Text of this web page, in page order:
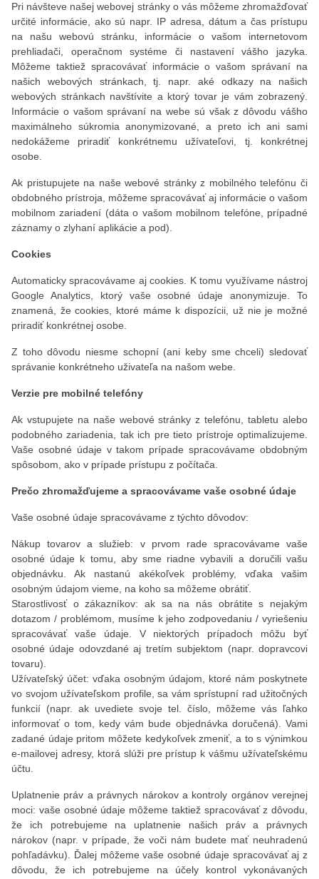
Pri návšteve našej webovej stránky o vás môžeme zhromažďovať
určité informácie, ako sú napr. IP adresa, dátum a čas prístupu
na našu webovú stránku, informácie o vašom internetovom
prehliadači, operačnom systéme či nastavení vášho jazyka.
Môžeme taktiež spracovávať informácie o vašom správaní na
našich webových stránkach, tj. napr. aké odkazy na našich
webových stránkach navštívite a ktorý tovar je vám zobrazený.
Informácie o vašom správaní na webe sú však z dôvodu vášho
maximálneho súkromia anonymizované, a preto ich ani sami
nedokážeme priradiť konkrétnemu užívateľovi, tj. konkrétnej
osobe.
Ak pristupujete na naše webové stránky z mobilného telefónu či
obdobného prístroja, môžeme spracovávať aj informácie o vašom
mobilnom zariadení (dáta o vašom mobilnom telefóne, prípadné
záznamy o zlyhaní aplikácie a pod).
Cookies
Automaticky spracovávame aj cookies. K tomu využívame nástroj
Google Analytics, ktorý vaše osobné údaje anonymizuje. To
znamená, že cookies, ktoré máme k dispozícii, už nie je možné
priradiť konkrétnej osobe.
Z toho dôvodu niesme schopní (ani keby sme chceli) sledovať
správanie konkrétneho uživateľa na našom webe.
Verzie pre mobilné telefóny
Ak vstupujete na naše webové stránky z telefónu, tabletu alebo
podobného zariadenia, tak ich pre tieto prístroje optimalizujeme.
Vaše osobné údaje v takom prípade spracovávame obdobným
spôsobom, ako v prípade prístupu z počítača.
Prečo zhromažďujeme a spracovávame vaše osobné údaje
Vaše osobné údaje spracovávame z týchto dôvodov:
Nákup tovarov a služieb: v prvom rade spracovávame vaše
osobné údaje k tomu, aby sme riadne vybavili a doručili vašu
objednávku. Ak nastanú akékoľvek problémy, vďaka vašim
osobným údajom vieme, na koho sa môžeme obrátiť.
Starostlivosť o zákazníkov: ak sa na nás obrátite s nejakým
dotazom / problémom, musíme k jeho zodpovedaniu / vyriešeniu
spracovávať vaše údaje. V niektorých prípadoch môžu byť
osobné údaje odovzdané aj tretím subjektom (napr. dopravcovi
tovaru).
Užívateľský účet: vďaka osobným údajom, ktoré nám poskytnete
vo svojom užívateľskom profile, sa vám sprístupní rad užitočných
funkcií (napr. ak uvediete svoje tel. číslo, môžeme vás ľahko
informovať o tom, kedy vám bude objednávka doručená). Vami
zadané údaje pritom môžete kedykoľvek zmeniť, a to s výnimkou
e-mailovej adresy, ktorá slúži pre prístup k vášmu užívateľskému
účtu.
Uplatnenie práv a právnych nárokov a kontroly orgánov verejnej
moci: vaše osobné údaje môžeme taktiež spracovávať z dôvodu,
že ich potrebujeme na uplatnenie našich práv a právnych
nárokov (napr. v prípade, že voči nám budete mať neuhradenú
pohľadávku). Ďalej môžeme vaše osobné údaje spracovávať aj z
dôvodu, že ich potrebujeme na účely kontrol vykonávaných